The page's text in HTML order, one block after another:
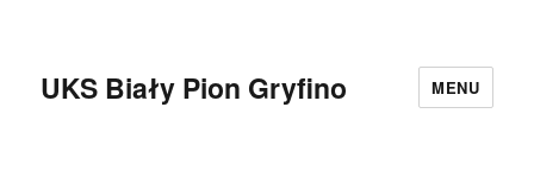
UKS Biały Pion Gryfino MENU